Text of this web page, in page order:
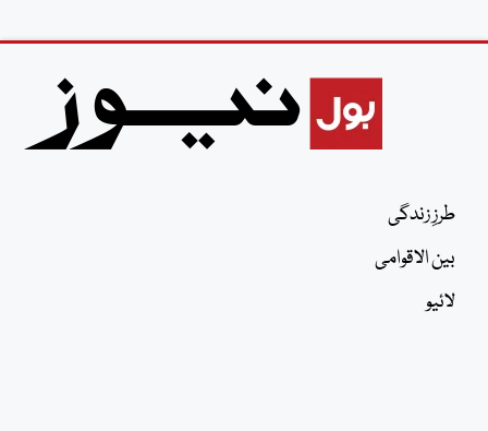
طرزِ زندگی
بین الاقوامی
لائیو